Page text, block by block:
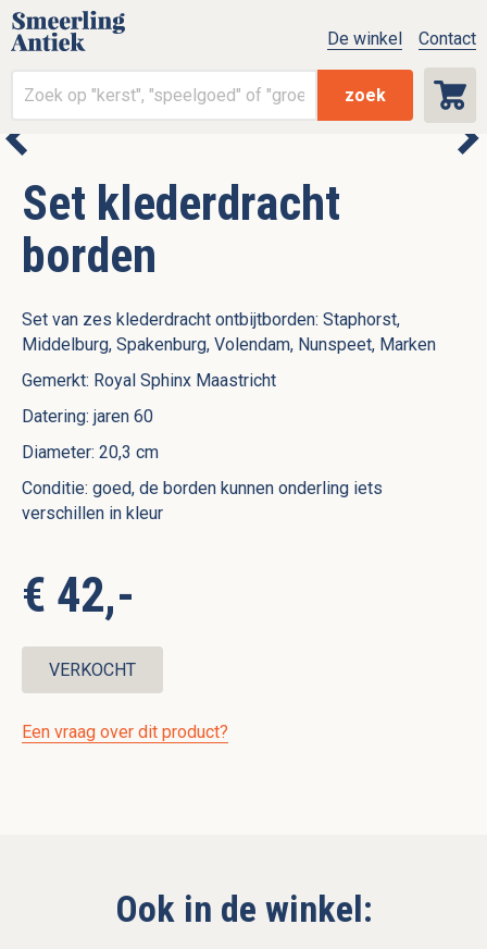
zoek
De winkel Contact
Set klederdracht
borden
Set van zes klederdracht ontbijtborden: Staphorst,
Middelburg, Spakenburg, Volendam, Nunspeet, Marken
Gemerkt: Royal Sphinx Maastricht
Datering: jaren 60
Diameter: 20,3 cm
Conditie: goed, de borden kunnen onderling iets
verschillen in kleur
€ 42,-
VERKOCHT
Een vraag over dit product?
Ook in de winkel: